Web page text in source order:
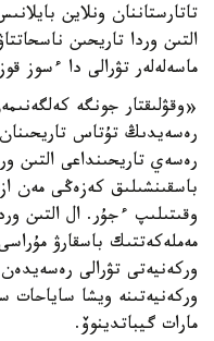
تاتارستاننان ونلاين
التىن وردا تاريحىن
ماسەلەلەر تۋرالى دا ءسوز
«وقۋلىقتار جونگە
رەسەيدىڭ تۇتاس
رەسەي تاريحىنداعى التىن
باسقىنشىلىق كەزەڭى مەن
وقىتىلىپ ءجۇر. ال التىن
مەملەكەتتىك باسقارۋ
وركەنيەتى تۋرالى
وركەنيەتىنە ويشا
مارات گيباتدينوۆ.